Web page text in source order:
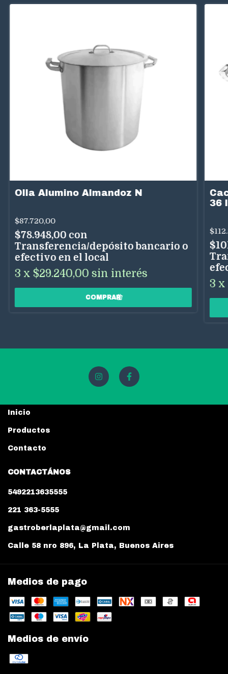
Olla Alumino Almandoz N
$87.720,00
$78.948,00 con
Transferencia/depósito bancario o
efectivo en el local
3 x $29.240,00 sin interés
36
3 x
Inicio
Productos
Contacto
CONTACTÁNOS
5492213635555
221 363-5555
gastroberlaplata@gmail.com
Calle 58 nro 896, La Plata, Buenos Aires
Medios de pago
Medios de envío